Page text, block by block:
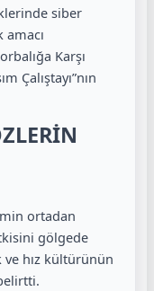
siber
amacı
Karşı
Çalıştayı”nın
ortadan
gölgede
ve hız kültürünün